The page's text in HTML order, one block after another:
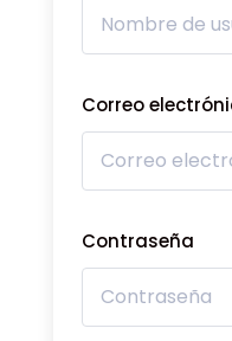
Correo
Contraseña